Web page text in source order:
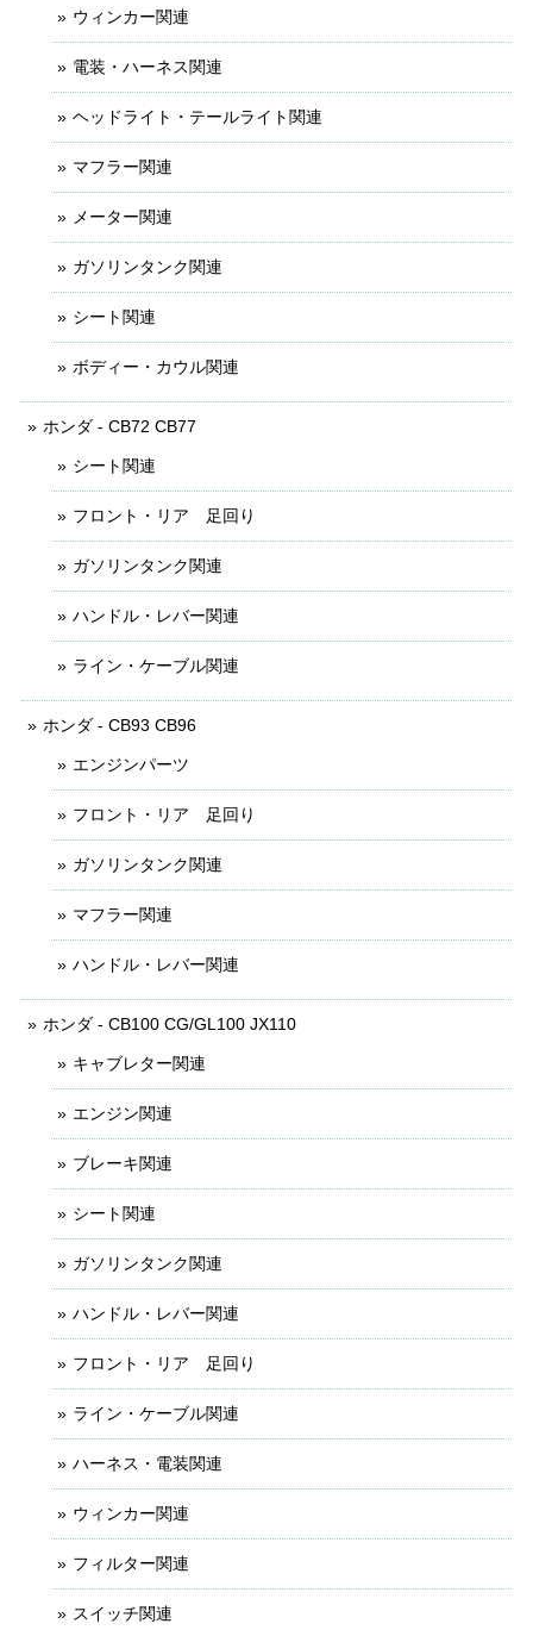
ウィンカー関連
電装・ハーネス関連
ヘッドライト・テールライト関連
マフラー関連
メーター関連
ガソリンタンク関連
シート関連
ボディー・カウル関連
ホンダ - CB72 CB77
シート関連
フロント・リア 足回り
ガソリンタンク関連
ハンドル・レバー関連
ライン・ケーブル関連
ホンダ - CB93 CB96
エンジンパーツ
フロント・リア 足回り
ガソリンタンク関連
マフラー関連
ハンドル・レバー関連
ホンダ - CB100 CG/GL100 JX110
キャブレター関連
エンジン関連
ブレーキ関連
シート関連
ガソリンタンク関連
ハンドル・レバー関連
フロント・リア 足回り
ライン・ケーブル関連
ハーネス・電装関連
ウィンカー関連
フィルター関連
スイッチ関連